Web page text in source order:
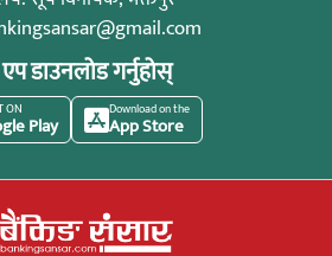
एप डाउनलोड गर्नुहोस्
ON
Play
Download on the
App Store